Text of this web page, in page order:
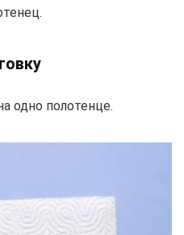
одно полотенце.